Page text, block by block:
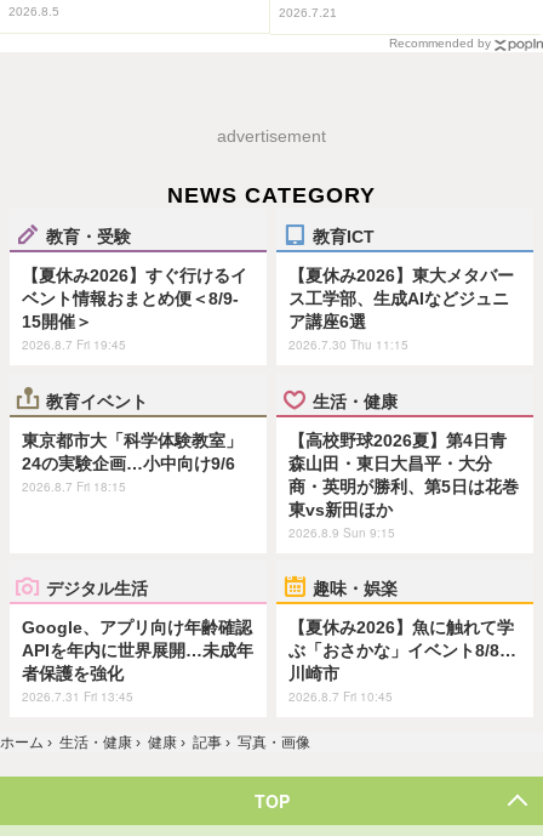
2026.8.5 2026.7.21
Recommended by
advertisement
NEWS CATEGORY
教育・受験
【夏休み2026】すぐ行けるイ
ベント情報おまとめ便＜8/9-
15開催＞
2026.8.7 Fri 19:45
教育ICT
【夏休み2026】東大メタバー
ス工学部、生成AIなどジュニ
ア講座6選
2026.7.30 Thu 11:15
教育イベント
東京都市大「科学体験教室」
24の実験企画…小中向け9/6
2026.8.7 Fri 18:15
生活・健康
【高校野球2026夏】第4日青
森山田・東日大昌平・大分
商・英明が勝利、第5日は花巻
東vs新田ほか
2026.8.9 Sun 9:15
デジタル生活
Google、アプリ向け年齢確認
APIを年内に世界展開…未成年
者保護を強化
2026.7.31 Fri 13:45
趣味・娯楽
【夏休み2026】魚に触れて学
ぶ「おさかな」イベント8/8…
川崎市
2026.8.7 Fri 10:45
ホーム › 生活・健康 › 健康 › 記事 › 写真・画像
TOP